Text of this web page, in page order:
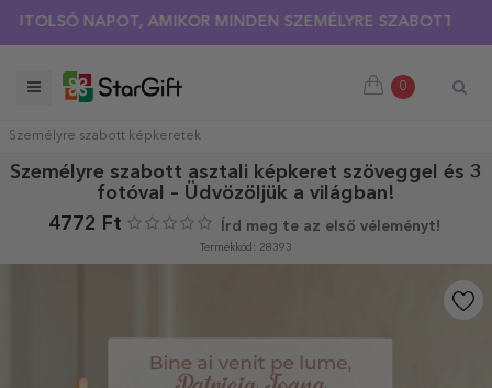
NAPOT, AMIKOR MINDEN SZEMÉLYRE SZABOTT PÓLÓRA
0
Személyre szabott képkeretek
Személyre szabott asztali képkeret szöveggel és 3
fotóval – Üdvözöljük a világban!
4772 Ft
Írd meg te az első véleményt!
Termékkód: 28393